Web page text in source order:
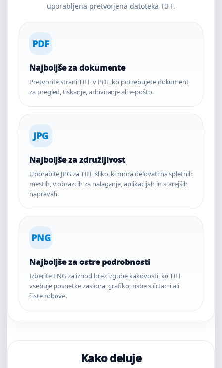
uporabljena pretvorjena datoteka TIFF.
PDF
Najboljše za dokumente
Pretvorite strani TIFF v PDF, ko potrebujete dokument
za pregled, tiskanje, arhiviranje ali e-pošto.
JPG
Najboljše za združljivost
Uporabite JPG za TIFF sliko, ki mora delovati na spletnih
mestih, v obrazcih za nalaganje, aplikacijah in starejših
napravah.
PNG
Najboljše za ostre podrobnosti
Izberite PNG za izhod brez izgube kakovosti, ko TIFF
vsebuje posnetke zaslona, grafiko, risbe s črtami ali
čiste robove.
Kako deluje